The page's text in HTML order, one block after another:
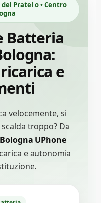
del Pratello • Centro
Batteria
e
velocemente, si
troppo? Da
UPhone
e autonomia